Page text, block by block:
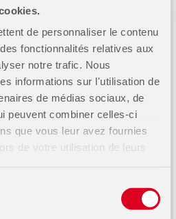
de personnaliser le contenu
fonctionnalités relatives aux
notre trafic. Nous
informations sur l'utilisation de
de médias sociaux, de
peuvent combiner celles-ci
que vous leur avez fournies
de votre utilisation de leurs
inaugurée en 2018 est
équipements sur le marché
leur condition
un programme
élèves, dont les membres
Les Sentinelles, peuvent